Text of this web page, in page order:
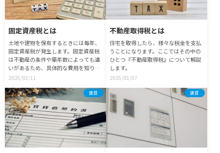
固定資産税とは
土地や建物を保有するときには毎年、
固定資産税が発生します。固定資産税
は不動産の条件や築年数によっても違
いがあるため、具体的な費用を知りた
い場合には、あらかじめ計算方法を理
2025/03/11
不動産取得税とは
住宅を取得したら、様々な税金を支払
うことになります。ここではその中の
ひとつ『不動産取得税』について解説
します。
2025/01/07
賃貸 賃貸